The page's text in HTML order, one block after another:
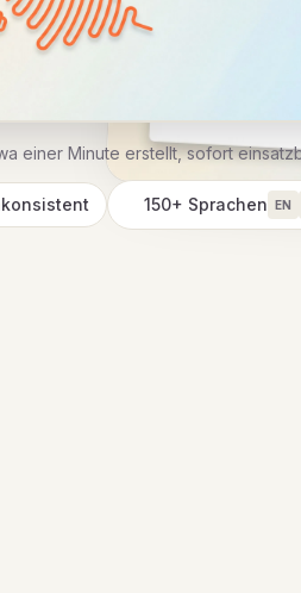
einer Minute erstellt, sofort
150+ Sprachen EN